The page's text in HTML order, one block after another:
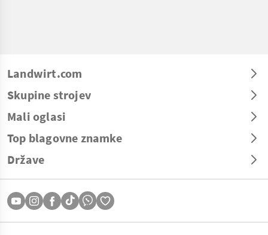
Landwirt.com
Skupine strojev
Mali oglasi
Top blagovne znamke
Države